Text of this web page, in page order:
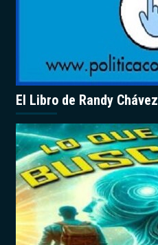
El Libro de Randy Chávez